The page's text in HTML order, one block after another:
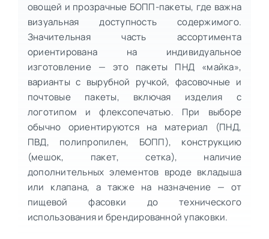
овощей и прозрачные БОПП-пакеты, где важна
визуальная доступность содержимого.
Значительная часть ассортимента
ориентирована на индивидуальное
изготовление — это пакеты ПНД «майка»,
варианты с вырубной ручкой, фасовочные и
почтовые пакеты, включая изделия с
логотипом и флексопечатью. При выборе
обычно ориентируются на материал (ПНД,
ПВД, полипропилен, БОПП), конструкцию
(мешок, пакет, сетка), наличие
дополнительных элементов вроде вкладыша
или клапана, а также на назначение — от
пищевой фасовки до технического
использования и брендированной упаковки.